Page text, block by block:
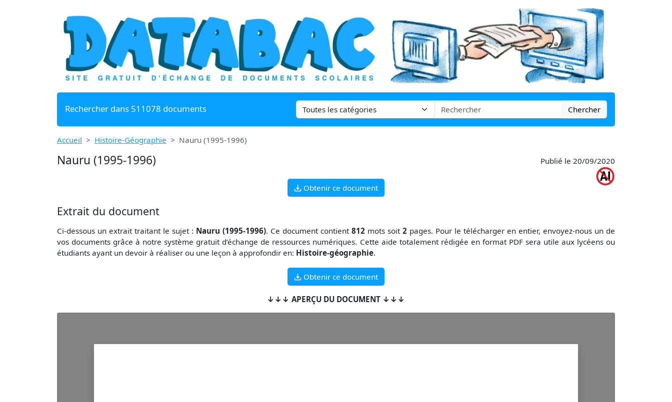
Rechercher dans 511078 documents Chercher
Accueil Histoire-Géographie Nauru (1995-1996)
Nauru (1995-1996) Publié le 20/09/2020
Obtenir ce document
Extrait du document
Ci-dessous un extrait traitant le sujet : Nauru (1995-1996). Ce document contient 812 mots soit 2 pages. Pour le télécharger en entier, envoyez-nous un de
vos documents grâce à notre système gratuitd’échange de ressources numériques. Cette aide totalement rédigée en format PDF sera utile aux lycéens ou
étudiants ayant un devoir à réaliser ou une leçon à approfondir en: Histoire-géographie.
Obtenir ce document
↓↓↓ APERÇU DU DOCUMENT ↓↓↓